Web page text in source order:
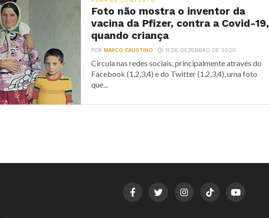
Foto não mostra o inventor da
vacina da Pfizer, contra a Covid-19,
quando criança
PORMARCO FAUSTINO 11 DE DEZEMBRO DE 2020
Circula nas redes sociais, principalmente através do
Facebook (1,2,3,4) e do Twitter (1,2,3,4), uma foto
que...